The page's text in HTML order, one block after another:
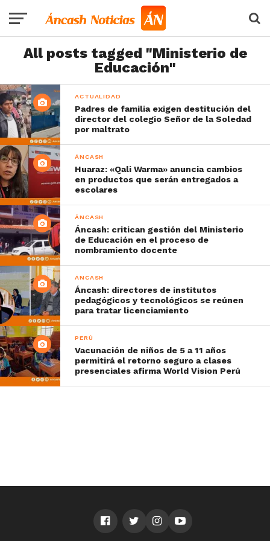
All posts tagged "Ministerio de
Educación"
ACTUALIDAD
Padres de familia exigen destitución del
director del colegio Señor de la Soledad
por maltrato
ÁNCASH
Huaraz: «Qali Warma» anuncia cambios
en productos que serán entregados a
escolares
ÁNCASH
Áncash: critican gestión del Ministerio
de Educación en el proceso de
nombramiento docente
ÁNCASH
Áncash: directores de institutos
pedagógicos y tecnológicos se reúnen
para tratar licenciamiento
PERÚ
Vacunación de niños de 5 a 11 años
permitirá el retorno seguro a clases
presenciales afirma World Vision Perú